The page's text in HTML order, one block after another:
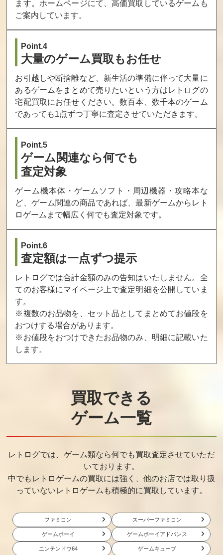
ます。ホームページにて、高価買取しているゲームも
ご案内しています。
Point.4
大量のゲーム買取もお任せ
お引越しや断捨離など、新生活の準備に伴って大量に
あるゲームをまとめて売りたいという方はレトログの
宅配買取にお任せください。数百本、数千本のゲーム
であっても1点ずつ丁寧に査定させていただきます。
Point.5
ゲーム関連なら何でも
査定対象
ゲーム機本体・ゲームソフト・周辺機器・攻略本な
ど、ゲーム関連の商品であれば、最新ゲームからレト
ロゲームまで幅広く何でも査定対象です。
Point.6
査定額は一点ずつ提示
レトログでは合計金額のみの告知はいたしません。全
てのお客様にマイページ上で査定明細を公開していま
す。
※複数のお品物を、セット品としてまとめてお値段を
おつけする場合があります。
※お値段をおつけできたお品物のみ、明細に記載いた
します。
買取できる
ゲーム一覧
レトログでは、ゲーム類なら何でも買取査定させていただ
いております。
中でもレトロゲームの買取には強く、他のお店では取り扱
っていないレトロゲームも積極的に買取しています。
ファミコン スーパーファミコン
ゲームボーイ ゲームボーイアドバンス
ニンテンドウ64 ゲームキューブ